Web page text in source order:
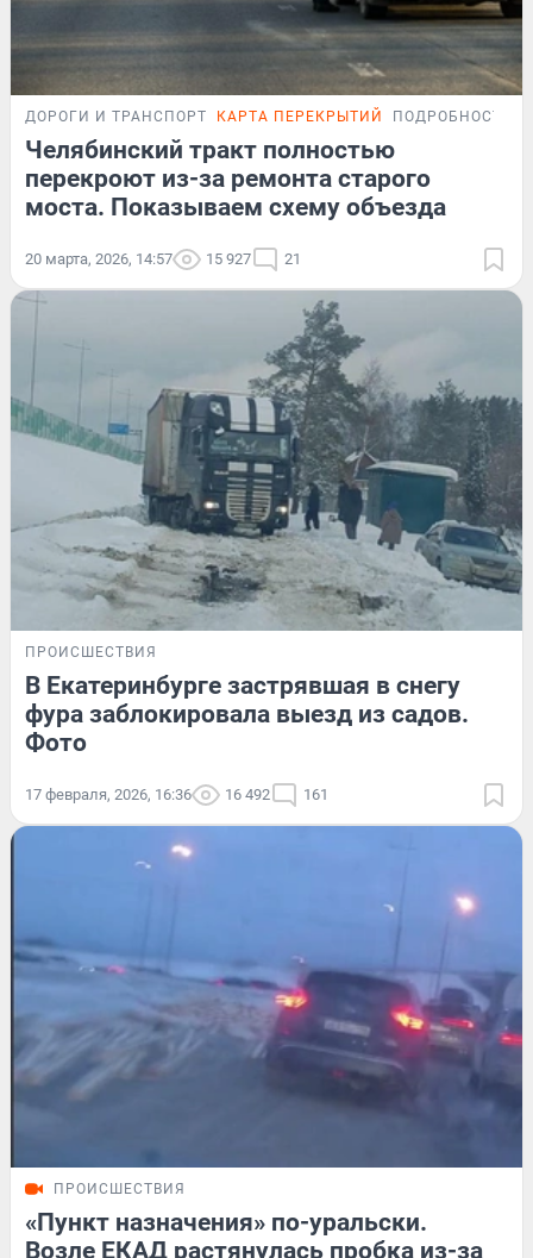
ДОРОГИ И ТРАНСПОРТ КАРТА ПЕРЕКРЫТИЙ ПОДРОБНОСТИ
Челябинский тракт полностью
перекроют из-за ремонта старого
моста. Показываем схему объезда
20 марта, 2026, 14:57 15 927 21
ПРОИСШЕСТВИЯ
В Екатеринбурге застрявшая в снегу
фура заблокировала выезд из садов.
Фото
17 февраля, 2026, 16:36 16 492 161
ПРОИСШЕСТВИЯ
«Пункт назначения» по-уральски.
Возле ЕКАД растянулась пробка из-за